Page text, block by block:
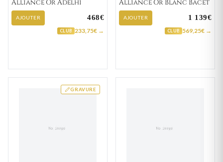
Alliance Or Adelhi
AJOUTER 468€
CLUB 233,75€ →
Alliance Or Blanc Bacet
AJOUTER 1 139€
CLUB 569,25€ →
GRAVURE